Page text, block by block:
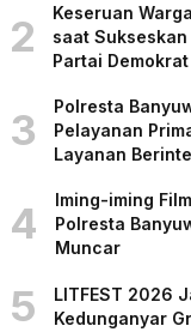
2
Keseruan
saat
Partai
3
Polresta
Pelayanan
Layanan
4
Iming-iming
Polresta
Muncar
5
LITFEST 2026
Kedunganyar